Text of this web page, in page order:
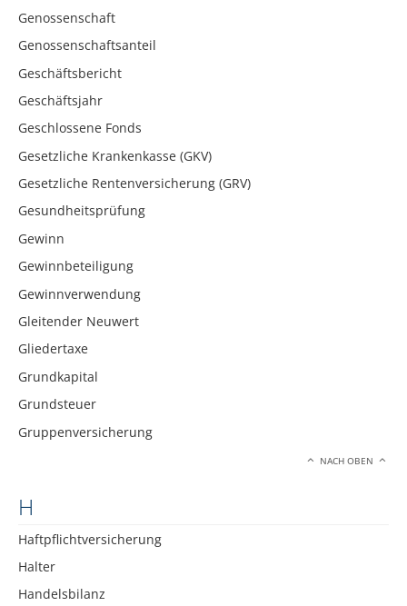
Genossenschaft
Genossenschaftsanteil
Geschäftsbericht
Geschäftsjahr
Geschlossene Fonds
Gesetzliche Krankenkasse (GKV)
Gesetzliche Rentenversicherung (GRV)
Gesundheitsprüfung
Gewinn
Gewinnbeteiligung
Gewinnverwendung
Gleitender Neuwert
Gliedertaxe
Grundkapital
Grundsteuer
Gruppenversicherung
NACH OBEN
H
Haftpflichtversicherung
Halter
Handelsbilanz